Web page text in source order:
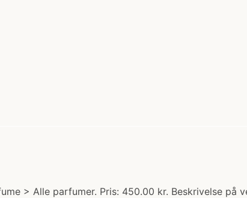
> Alle parfumer. Pris: 450.00 kr. Beskrivelse på